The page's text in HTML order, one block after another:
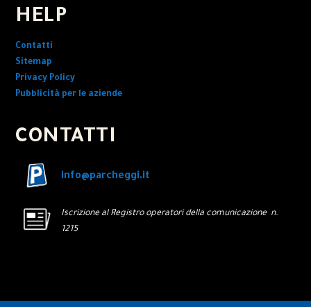
HELP
Contatti
Sitemap
Privacy Policy
Pubblicità per le aziende
CONTATTI
info@parcheggi.it
Iscrizione al Registro operatori della comunicazione n.
1215